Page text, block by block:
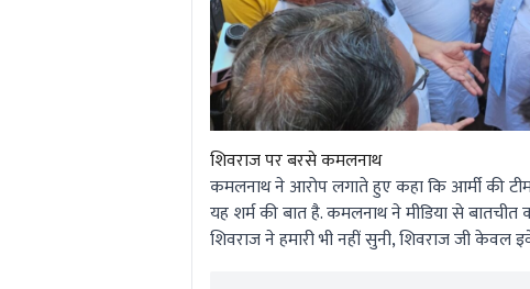
शिवराज पर बरसे कमलनाथ
कमलनाथ ने आरोप लगाते हुए कहा कि आर्मी की
यह शर्म की बात है. कमलनाथ ने मीडिया से
शिवराज ने हमारी भी नहीं सुनी, शिवराज जी